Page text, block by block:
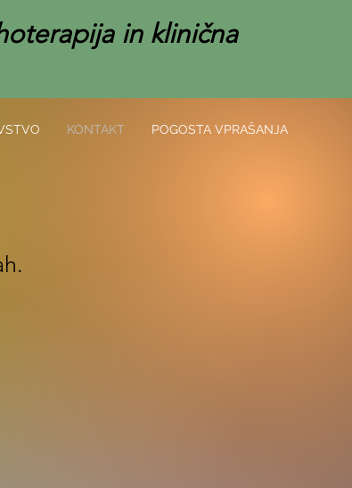
in klinična
KONTAKT POGOSTA VPRAŠANJA